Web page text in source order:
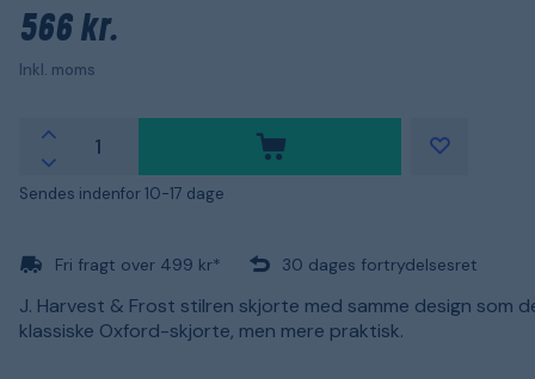
566 kr.
Inkl. moms
Sendes indenfor 10-17 dage
Fri fragt over 499 kr* 30 dages fortrydelsesret
J. Harvest & Frost stilren skjorte med samme design som
klassiske Oxford-skjorte, men mere praktisk.